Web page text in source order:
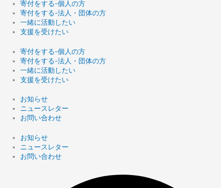
寄付をする-個人の方
寄付をする-法人・団体の方
一緒に活動したい
支援を受けたい
寄付をする-個人の方
寄付をする-法人・団体の方
一緒に活動したい
支援を受けたい
お知らせ
ニュースレター
お問い合わせ
お知らせ
ニュースレター
お問い合わせ